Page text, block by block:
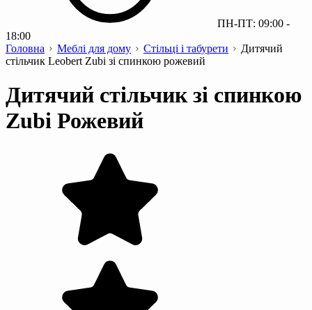
ПН-ПТ: 09:00 -
18:00
Головна
Меблі для дому Стільці і табурети
Дитячий
стільчик Leobert Zubi зі спинкою рожевий
Дитячий стільчик зі спинкою
Zubi Рожевий